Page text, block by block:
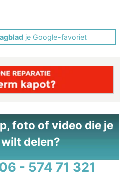
je Google-favoriet
foto of video die je
delen?
- 574 71 321